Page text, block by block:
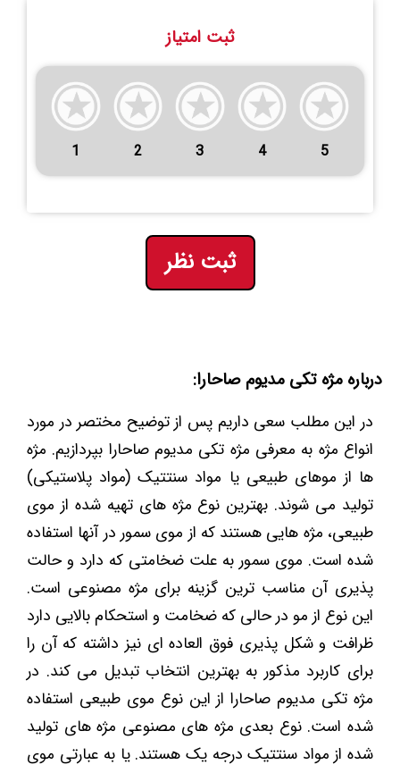
ثبت امتیاز
1 2 3 4 5
ثبت نظر
درباره مژه تکی مدیوم صاحارا:
در این مطلب سعی داریم پس از توضیح مختصر در مورد
انواع مژه به معرفی مژه تکی مدیوم صاحارا بپردازیم. مژه
ها از موهای طبیعی یا مواد سنتتیک (مواد پلاستیکی)
تولید می شوند. بهترین نوع مژه های تهیه شده از موی
طبیعی، مژه هایی هستند که از موی سمور در آنها استفاده
شده است. موی سمور به علت ضخامتی که دارد و حالت
پذیری آن مناسب ترین گزینه برای مژه مصنوعی است.
این نوع از مو در حالی که ضخامت و استحکام بالایی دارد
ظرافت و شکل پذیری فوق العاده ای نیز داشته که آن را
برای کاربرد مذکور به بهترین انتخاب تبدیل می کند. در
مژه تکی مدیوم صاحارا از این نوع موی طبیعی استفاده
شده است. نوع بعدی مژه های مصنوعی مژه های تولید
شده از مواد سنتتیک درجه یک هستند. یا به عبارتی موی